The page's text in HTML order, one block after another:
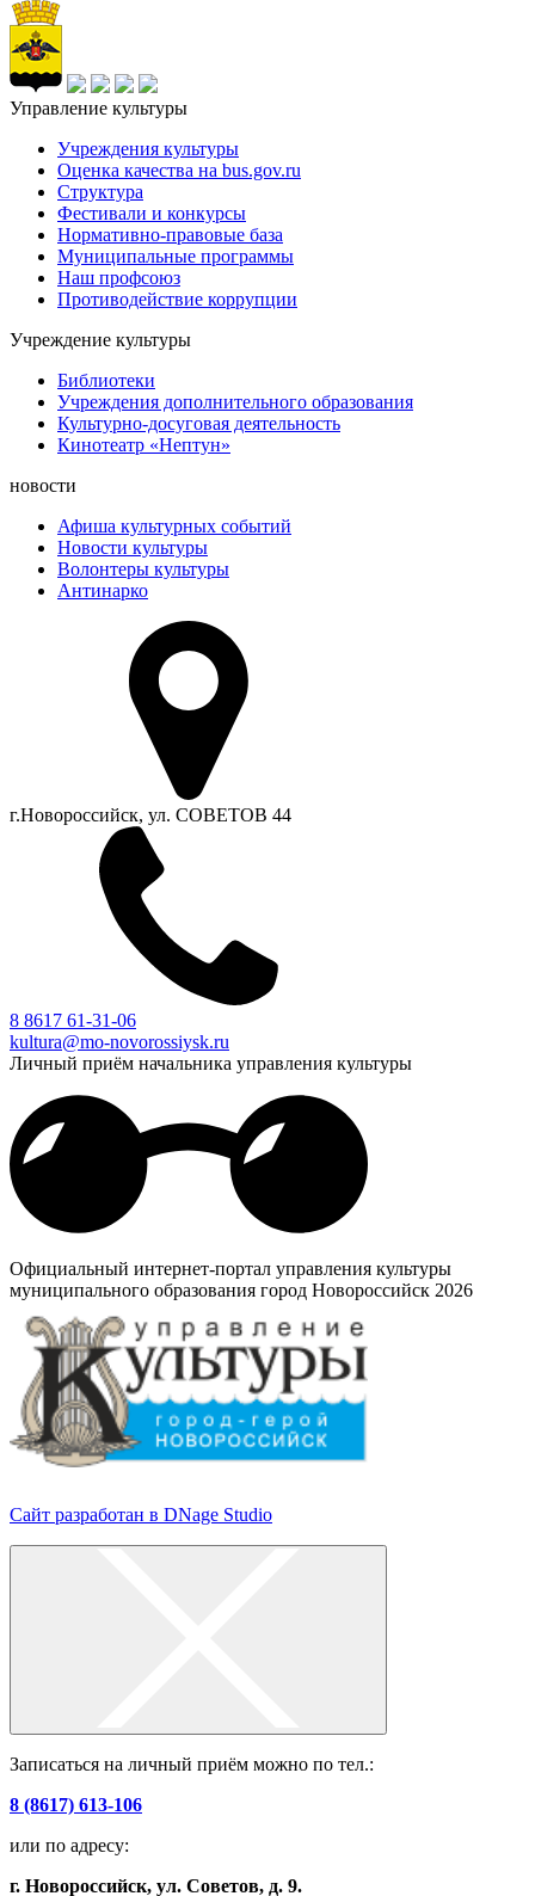
Управление культуры
Учреждения культуры
Оценка качества на bus.gov.ru
Структура
Фестивали и конкурсы
Нормативно-правовые база
Муниципальные программы
Наш профсоюз
Противодействие коррупции
Учреждение культуры
Библиотеки
Учреждения дополнительного образования
Культурно-досуговая деятельность
Кинотеатр «Нептун»
новости
Афиша культурных событий
Новости культуры
Волонтеры культуры
Антинарко
г.Новороссийск, ул. СОВЕТОВ 44
8 8617 61-31-06
kultura@mo-novorossiysk.ru
Личный приём начальника управления культуры
Официальный интернет-портал управления культуры
муниципального образования город Новороссийск 2026
Сайт разработан в DNage Studio
Записаться на личный приём можно по тел.:
8 (8617) 613-106
или по адресу:
г. Новороссийск, ул. Советов, д. 9.